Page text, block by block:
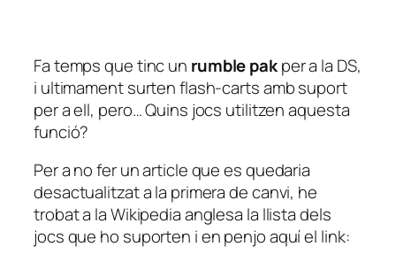
Fa temps que tinc un rumble pakper a la DS,
i ultimament surten flash-carts amb suport
per a ell, pero… Quins jocs utilitzen aquesta
funció?
Per a no fer un article que es quedaria
desactualitzat a la primera de canvi, he
trobat a la Wikipedia anglesa la llista dels
jocs que ho suporten i en penjo aquí el link: